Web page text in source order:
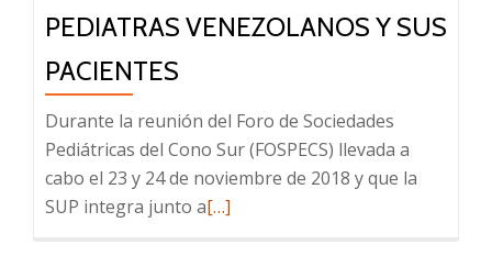
PEDIATRAS VENEZOLANOS Y SUS
PACIENTES
Durante la reunión del Foro de Sociedades
Pediátricas del Cono Sur (FOSPECS) llevada a
cabo el 23 y 24 de noviembre de 2018 y que la
SUP integra junto aLeer
[…]